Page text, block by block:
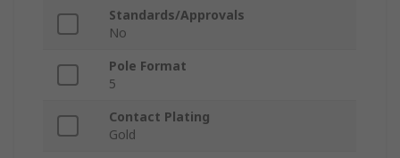
Standards/Approvals
No
Pole Format
5
Contact Plating
Gold